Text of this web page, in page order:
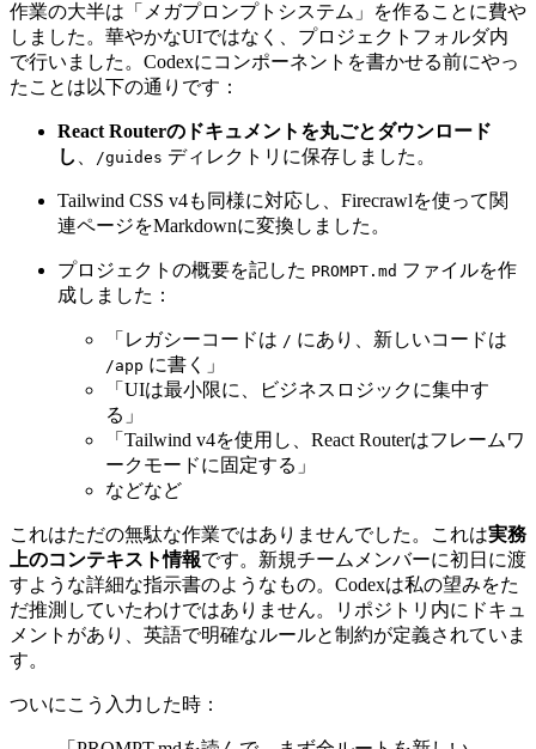
料を準備するようにCodexを準備する
作業の大半は「メガプロンプトシステム」を作ることに費や
しました。華やかなUIではなく、プロジェクトフォルダ内
で行いました。Codexにコンポーネントを書かせる前にやっ
たことは以下の通りです：
React Routerのドキュメントを丸ごとダウンロード
ディレクトリに保存しました。
Tailwind CSS v4も同様に対応し、Firecrawlを使って関
連ページをMarkdownに変換しました。
プロジェクトの概要を記した
ファイルを作
成しました：
「レガシーコードは
/appに書く」
「UIは最小限に、ビジネスロジックに集中す
る」
「Tailwind v4を使用し、React Routerはフレームワ
ークモードに固定する」
などなど
これはただの無駄な作業ではありませんでした。これは 実務
上のコンテキスト情報 です。新規チームメンバーに初日に渡
すような詳細な指示書のようなもの。Codexは私の望みをた
だ推測していたわけではありません。リポジトリ内にドキュ
メントがあり、英語で明確なルールと制約が定義されていま